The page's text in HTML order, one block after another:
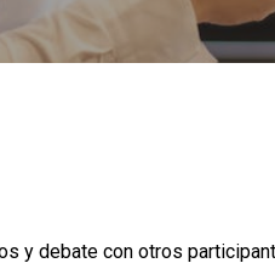
y debate con otros